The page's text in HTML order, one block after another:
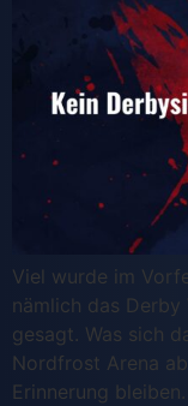
Viel wurde im
nämlich das Derby
gesagt. Was sich
Nordfrost Arena
Erinnerung